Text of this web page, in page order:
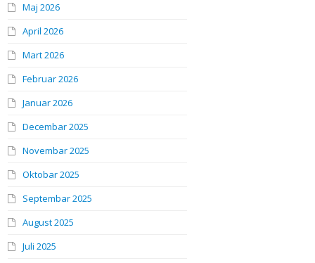
Maj 2026
April 2026
Mart 2026
Februar 2026
Januar 2026
Decembar 2025
Novembar 2025
Oktobar 2025
Septembar 2025
August 2025
Juli 2025